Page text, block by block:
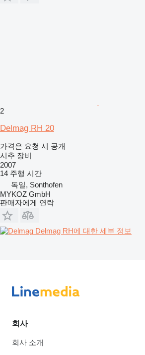
2
Delmag RH 20
가격은 요청 시 공개
시추 장비
2007
14 주행 시간
독일, Sonthofen
MYKOZ GmbH
판매자에게 연락
Delmag RH에 대한 세부 정보
회사
회사 소개